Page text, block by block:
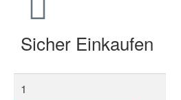
Sicher Einkaufen